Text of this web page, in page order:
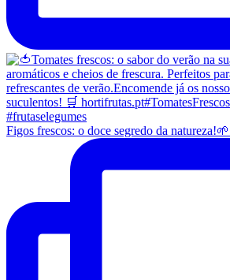
Figos frescos: o doce segredo da